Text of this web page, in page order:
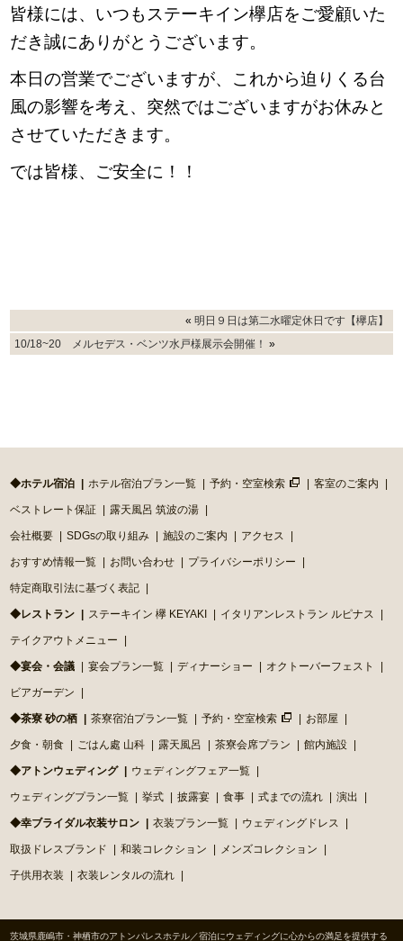
皆様には、いつもステーキイン欅店をご愛顧いた
だき誠にありがとうございます。
本日の営業でございますが、これから迫りくる台
風の影響を考え、突然ではございますがお休みと
させていただきます。
では皆様、ご安全に！！
« 明日９日は第二水曜定休日です【欅店】
10/18~20 メルセデス・ベンツ水戸様展示会開催！ »
◆ホテル宿泊 ホテル宿泊プラン一覧 予約・空室検索 客室のご案内
ベストレート保証 露天風呂 筑波の湯
会社概要 SDGsの取り組み 施設のご案内 アクセス
おすすめ情報一覧 お問い合わせ プライバシーポリシー
特定商取引法に基づく表記
◆レストラン ステーキイン 欅 KEYAKI イタリアンレストラン ルピナス
テイクアウトメニュー
◆宴会・会議 宴会プラン一覧 ディナーショー オクトーバーフェスト
ビアガーデン
◆茶寮 砂の栖 茶寮宿泊プラン一覧 予約・空室検索 お部屋
夕食・朝食 ごはん處 山科 露天風呂 茶寮会席プラン 館内施設
◆アトンウェディング ウェディングフェア一覧
ウェディングプラン一覧 挙式 披露宴 食事 式までの流れ 演出
◆幸ブライダル衣装サロン 衣装プラン一覧 ウェディングドレス
取扱ドレスブランド 和装コレクション メンズコレクション
子供用衣装 衣装レンタルの流れ
茨城県鹿嶋市・神栖市のアトンパレスホテル／宿泊にウェディングに心からの満足を提供する